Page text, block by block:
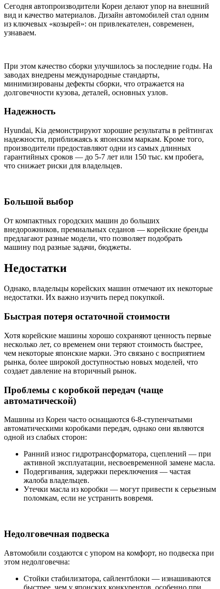
Сегодня автопроизводители Кореи делают упор на внешний
вид и качество материалов. Дизайн автомобилей стал одним
из ключевых «козырей»: он привлекателен, современен,
узнаваем.
При этом качество сборки улучшилось за последние годы. На
заводах внедрены международные стандарты,
минимизированы дефекты сборки, что отражается на
долговечности кузова, деталей, основных узлов.
Надежность
Hyundai, Kia демонстрируют хорошие результаты в рейтингах
надежности, приближаясь к японским маркам. Кроме того,
производители предоставляют одни из самых длинных
гарантийных сроков — до 5-7 лет или 150 тыс. км пробега,
что снижает риски для владельцев.
Большой выбор
От компактных городских машин до больших
внедорожников, премиальных седанов — корейские бренды
предлагают разные модели, что позволяет подобрать
машину под разные задачи, бюджеты.
Недостатки
Однако, владельцы корейских машин отмечают их некоторые
недостатки. Их важно изучить перед покупкой.
Быстрая потеря остаточной стоимости
Хотя корейские машины хорошо сохраняют ценность первые
несколько лет, со временем они теряют стоимость быстрее,
чем некоторые японские марки. Это связано с восприятием
рынка, более широкой доступностью новых моделей, что
создает давление на вторичный рынок.
Проблемы с коробкой передач (чаще
автоматической)
Машины из Кореи часто оснащаются 6-8-ступенчатыми
автоматическими коробками передач, однако они являются
одной из слабых сторон:
Ранний износ гидротрансформатора, сцеплений — при
активной эксплуатации, несвоевременной замене масла.
Подергивания, задержки переключения — частая
жалоба владельцев.
Утечки масла из коробки — могут привести к серьезным
поломкам, если не устранить вовремя.
Недолговечная подвеска
Автомобили создаются с упором на комфорт, но подвеска при
этом недолговечна:
Стойки стабилизатора, сайлентблоки — изнашиваются
быстрее, чем у японских конкурентов, особенно при